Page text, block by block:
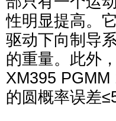
性明显提高。
驱动下向制导
的重量。此外
XM395
的圆概率误差